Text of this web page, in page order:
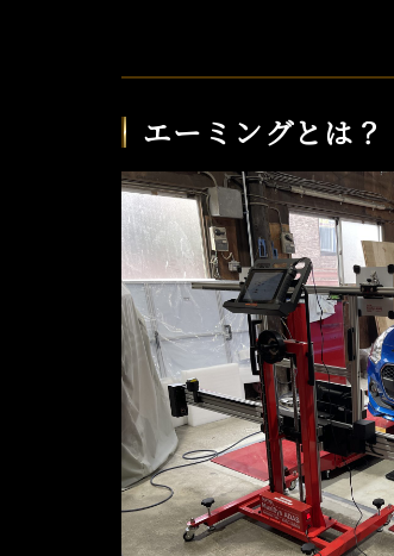
エーミングとは？